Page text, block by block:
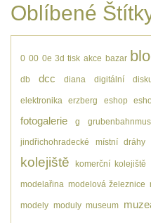
Oblíbené
0 00 0e 3d tisk akce bazar
db dcc diana digitální
elektronika erzberg eshop
fotogalerie g
jindřichohradecké místní dráhy
kolejiště komerční kolejiště
modelařina modelová železnice
modely moduly museum